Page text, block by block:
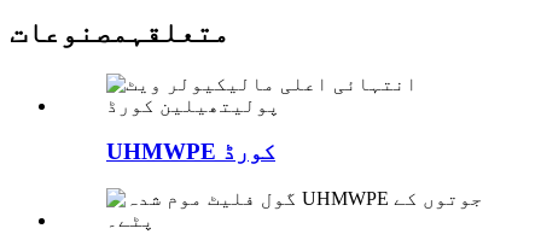
متعلقہمصنوعات
UHMWPE کورڈ